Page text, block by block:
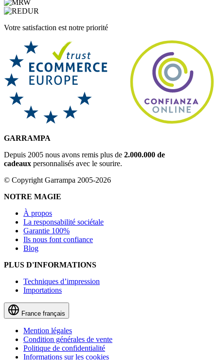
Votre satisfaction est notre priorité
GARRAMPA
Depuis 2005 nous avons remis plus de 2.000.000 de
cadeaux personnalisés avec le sourire.
© Copyright Garrampa 2005-2026
NOTRE MAGIE
À propos
La responsabilité sociétale
Garantie 100%
Ils nous font confiance
Blog
PLUS D'INFORMATIONS
Techniques d’impression
Importations
France français
Mention légales
Condition générales de vente
Politique de confidentialité
Informations sur les cookies